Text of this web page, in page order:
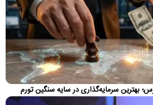
پیش‌بینی جدید از قیمت طلا؛ هر اونس به ۴۷۰۰ دلار
است روند صعودی بازار جهانی طلا هنوز به پایان
اونس این فلز گران‌بها می‌تواند تا پایان…
تصاویر؛ حراج ۸۸ اثر فاخر از عهد تیموریان تا دوره
رویداد حراج آثار فاخر هنر کلاسیک و سنتی
مرداد ۱۴۰۵) در تالار هنر هتل…
بهترین سرمایه‌گذاری در سایه سنگین تورم